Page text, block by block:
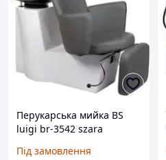
Перукарська мийка BS
luigi br-3542 szara
Під замовлення